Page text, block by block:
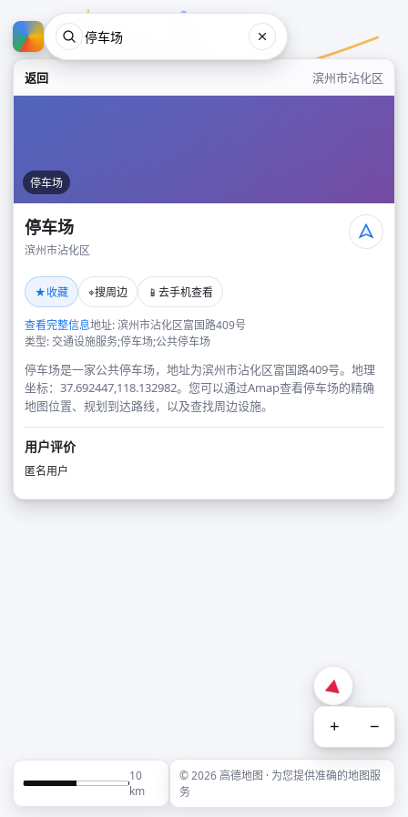
返回 滨州市沾化区
停车场
停车场
滨州市沾化区
★收藏 ⌖搜周边 📱 去手机查看
查看完整信息地址: 滨州市沾化区富国路409号
类型: 交通设施服务;停车场;公共停车场
停车场是一家公共停车场，地址为滨州市沾化区富国路409号。地理
坐标：37.692447,118.132982。您可以通过Amap查看停车场的精确
地图位置、规划到达路线，以及查找周边设施。
用户评价
匿名用户
+ −
10
km
© 2026 高德地图 · 为您提供准确的地图服
务